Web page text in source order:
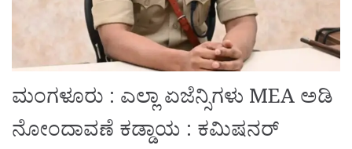
ಮಂಗಳೂರು : ಎಲ್ಲಾ ಏಜೆನ್ಸಿಗಳು MEA ಅಡಿ
ನೋಂದಾವಣೆ ಕಡ್ಡಾಯ : ಕಮಿಷನರ್